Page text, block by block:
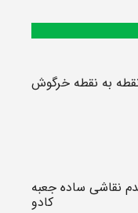
به نقطه خرگوش
نقاشی ساده جعبه
کادو